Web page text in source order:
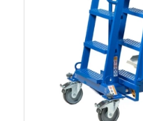
Vedlikehold av
logistikk og malerarbeid
Kontakt oss i dag for
Genie manuell